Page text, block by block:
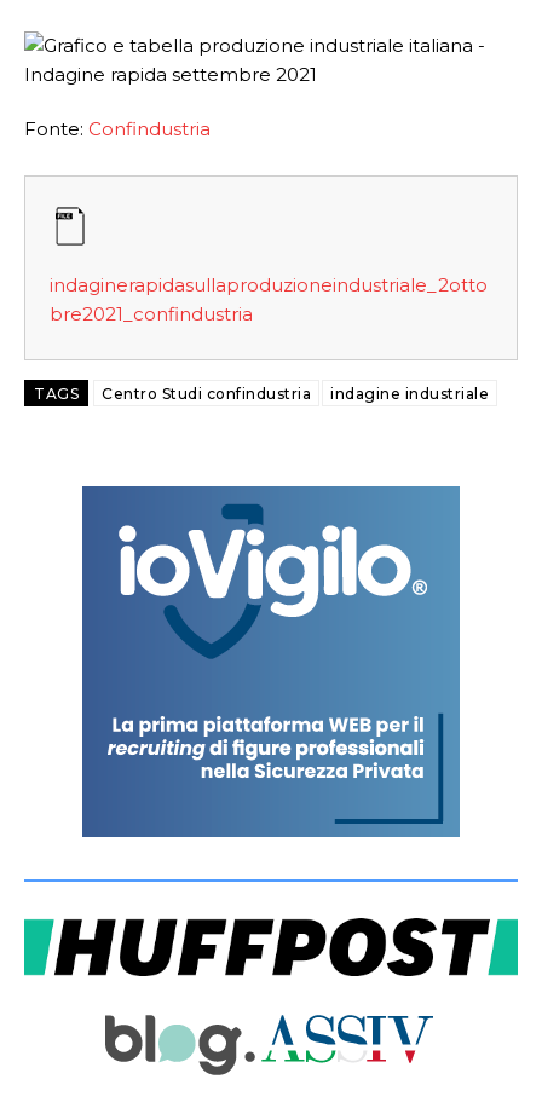
Fonte: Confindustria
indaginerapidasullaproduzioneindustriale_2otto
bre2021_confindustria
TAGS Centro Studi confindustria indagine industriale